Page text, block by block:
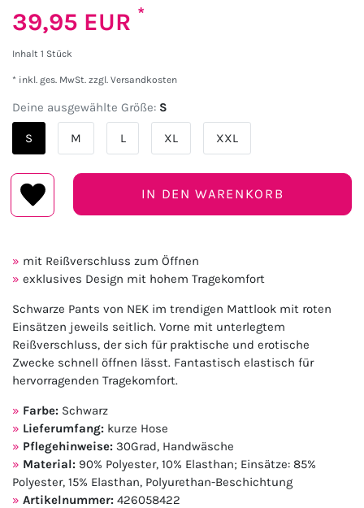
39,95 EUR *
Inhalt 1 Stück
* inkl. ges. MwSt. zzgl. Versandkosten
Deine ausgewählte Größe: S
S M L XL XXL
IN DEN WARENKORB
mit Reißverschluss zum Öffnen
exklusives Design mit hohem Tragekomfort
Schwarze Pants von NEK im trendigen Mattlook mit roten
Einsätzen jeweils seitlich. Vorne mit unterlegtem
Reißverschluss, der sich für praktische und erotische
Zwecke schnell öffnen lässt. Fantastisch elastisch für
hervorragenden Tragekomfort.
Farbe: Schwarz
Lieferumfang: kurze Hose
Pflegehinweise: 30Grad, Handwäsche
Material: 90% Polyester, 10% Elasthan; Einsätze: 85%
Polyester, 15% Elasthan, Polyurethan-Beschichtung
Artikelnummer: 426058422